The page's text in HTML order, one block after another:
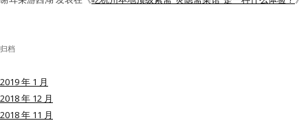
归档
2019 年 1 月
2018 年 12 月
2018 年 11 月